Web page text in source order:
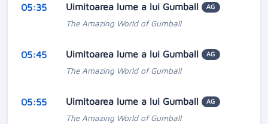
05:35 Uimitoarea lume a lui Gumball AG
The Amazing World of Gumball
05:45 Uimitoarea lume a lui Gumball AG
The Amazing World of Gumball
05:55 Uimitoarea lume a lui Gumball AG
The Amazing World of Gumball